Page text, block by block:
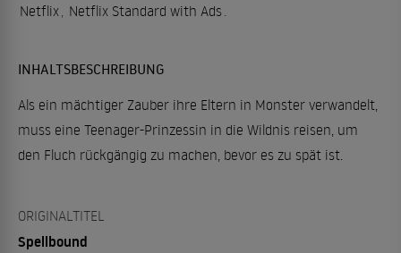
Netflix Netflix Standard with Ads
INHALTSBESCHREIBUNG
Als ein mächtiger Zauber ihre Eltern in Monster verwandelt,
muss eine Teenager-Prinzessin in die Wildnis reisen, um
den Fluch rückgängig zu machen, bevor es zu spät ist.
ORIGINALTITEL
Spellbound